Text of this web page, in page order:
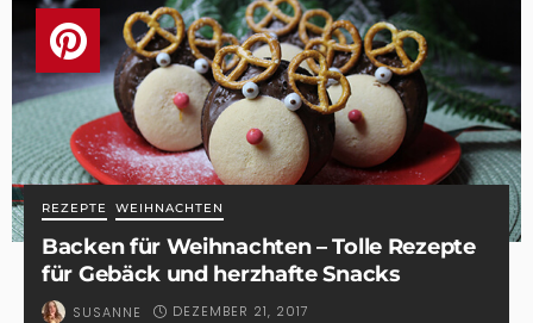
REZEPTE WEIHNACHTEN
Backen für Weihnachten – Tolle Rezepte
für Gebäck und herzhafte Snacks
SUSANNE DEZEMBER 21, 2017